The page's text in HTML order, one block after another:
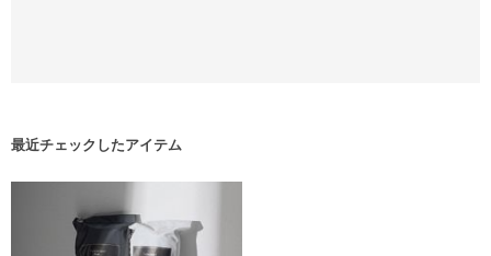
最近チェックしたアイテム